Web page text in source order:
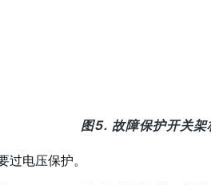
图5. 故障保护开关架
电压保护。